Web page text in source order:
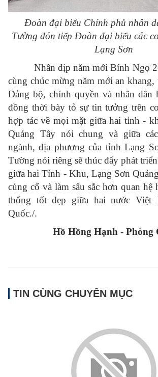
Đoàn đại biểu Chính phủ nhân
Tường đón tiếp Đoàn đại biểu các
Lạng Sơn
Nhân dịp năm mới Bính Ngọ
cùng chúc mừng năm mới an
Đảng bộ, chính quyền và nhân dân
đồng thời bày tỏ sự tin tưởng trên
hợp tác về mọi mặt giữa hai tỉnh -
Quảng Tây nói chung và giữa
ngành, địa phương của tỉnh Lạng
Tường nói riêng sẽ thúc đẩy phát
giữa hai Tỉnh - Khu, Lạng Sơn
củng cố và làm sâu sắc hơn quan hệ
thống tốt đẹp giữa hai nước Việt
Quốc./.
Hồ Hồng Hạnh - Phòng
TIN CÙNG CHUYÊN MỤC